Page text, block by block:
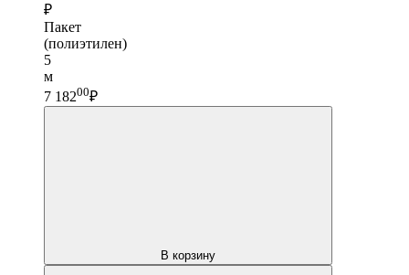
₽
Пакет
(полиэтилен)
5
м
7 18200₽
В корзину